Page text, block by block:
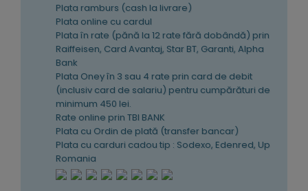
Plata ramburs (cash la livrare)
Plata online cu cardul
Plata în rate (pănă la 12 rate fără dobândă) prin
Raiffeisen, Card Avantaj, Star BT, Garanti, Alpha
Bank
Plata Oney în 3 sau 4 rate prin card de debit
(inclusiv card de salariu) pentru cumpărături de
minimum 450 lei.
Rate online prin TBI BANK
Plata cu Ordin de plată (transfer bancar)
Plata cu carduri cadou tip : Sodexo, Edenred, Up
Romania